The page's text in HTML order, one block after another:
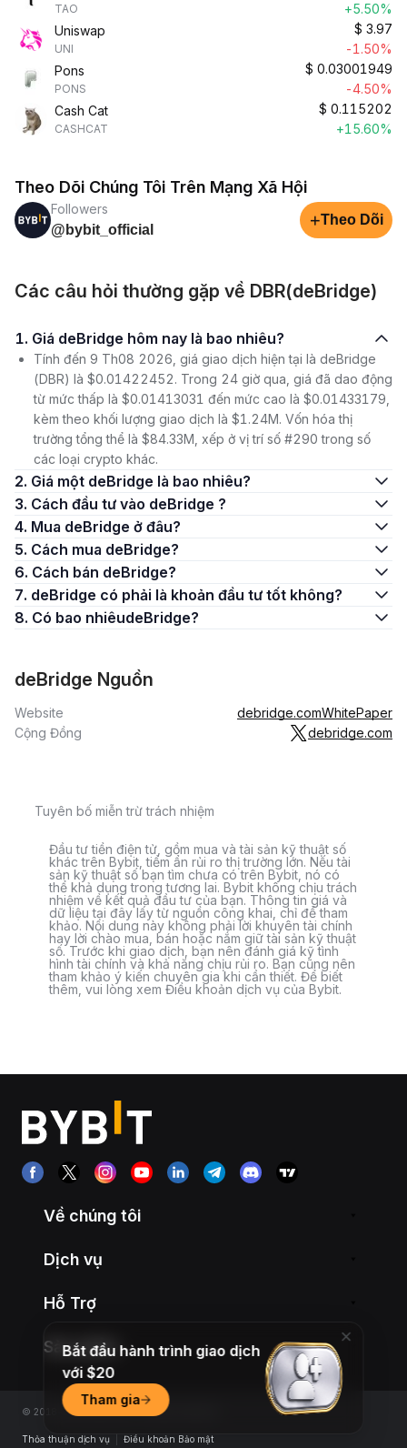
TAO
+5.50%
Uniswap
UNI
$ 3.97
-1.50%
Pons
PONS
$ 0.03001949
-4.50%
Cash Cat
CASHCAT
$ 0.115202
+15.60%
Theo Dõi Chúng Tôi Trên Mạng Xã Hội
Followers
@bybit_official
+Theo Dõi
Các câu hỏi thường gặp về DBR(deBridge)
1. Giá deBridge hôm nay là bao nhiêu?
Tính đến 9 Th08 2026, giá giao dịch hiện tại là deBridge
(DBR) là $0.01422452. Trong 24 giờ qua, giá đã dao động
từ mức thấp là $0.01413031 đến mức cao là $0.01433179,
kèm theo khối lượng giao dịch là $1.24M. Vốn hóa thị
trường tổng thể là $84.33M, xếp ở vị trí số #290 trong số
các loại crypto khác.
2. Giá một deBridge là bao nhiêu?
3. Cách đầu tư vào deBridge ?
4. Mua deBridge ở đâu?
5. Cách mua deBridge?
6. Cách bán deBridge?
7. deBridge có phải là khoản đầu tư tốt không?
8. Có bao nhiêudeBridge?
deBridge Nguồn
Website debridge.comWhitePaper
Cộng Đồng
debridge.com
Tuyên bố miễn trừ trách nhiệm
Đầu tư tiền điện tử, gồm mua và tài sản kỹ thuật số
khác trên Bybit, tiềm ẩn rủi ro thị trường lớn. Nếu tài
sản kỹ thuật số bạn tìm chưa có trên Bybit, nó có
thể khả dụng trong tương lai. Bybit không chịu trách
nhiệm về kết quả đầu tư của bạn. Thông tin giá và
dữ liệu tại đây lấy từ nguồn công khai, chỉ để tham
khảo. Nội dung này không phải lời khuyên tài chính
hay lời chào mua, bán hoặc nắm giữ tài sản kỹ thuật
số. Trước khi giao dịch, bạn nên đánh giá kỹ tình
hình tài chính và khả năng chịu rủi ro. Bạn cũng nên
tham khảo ý kiến chuyên gia khi cần thiết. Để biết
thêm, vui lòng xem Điều khoản dịch vụ của Bybit.
Về chúng tôi
Dịch vụ
Hỗ Trợ
Sản phẩm
© 2018-2026 Bybit.com. All rights reserved.
Thỏa thuận dịch vụ Điều khoản Bảo mật
Bắt đầu hành trình giao dịch
với $20
Tham gia